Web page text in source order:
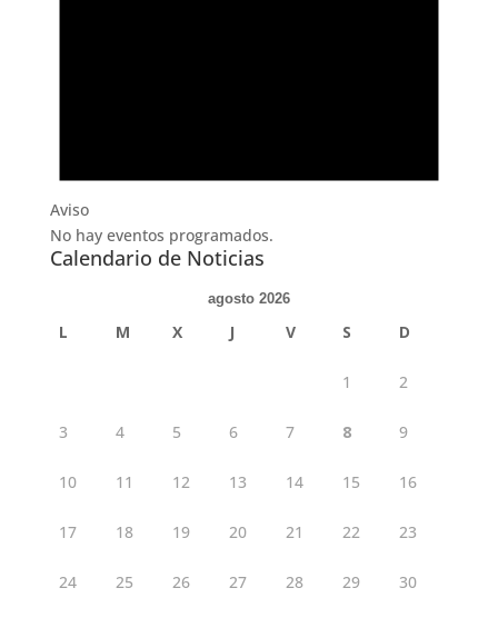
Aviso
No hay eventos programados.
Calendario de Noticias
agosto 2026
L M X J V S D
1 2
3 4 5 6 7 8 9
10 11 12 13 14 15 16
17 18 19 20 21 22 23
24 25 26 27 28 29 30